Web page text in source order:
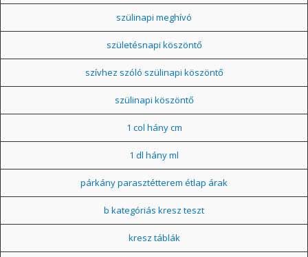
szülinapi meghívó
születésnapi köszöntő
szívhez szóló szülinapi köszöntő
szülinapi köszöntő
1 col hány cm
1 dl hány ml
párkány parasztétterem étlap árak
b kategóriás kresz teszt
kresz táblák